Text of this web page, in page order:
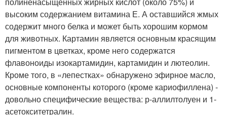
высоким содержанием витамина Е. А оставшийся жмых
содержит много белка и может быть хорошим кормом
для животных. Картамин является основным красящим
пигментом в цветках, кроме него содержатся
флавоноиды изокартамидин, картамидин и лютеолин.
Кроме того, в «лепестках» обнаружено эфирное масло,
основные компоненты которого (кроме кариофиллена) -
довольно специфические вещества: р-аллилтолуен и 1-
асетокситетралин.